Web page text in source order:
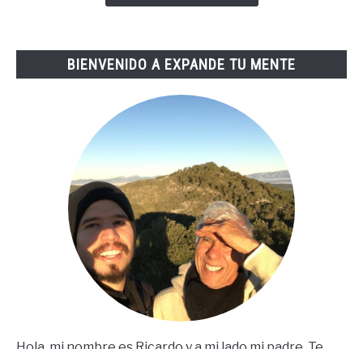
Steps
BIENVENIDO A EXPANDE TU MENTE